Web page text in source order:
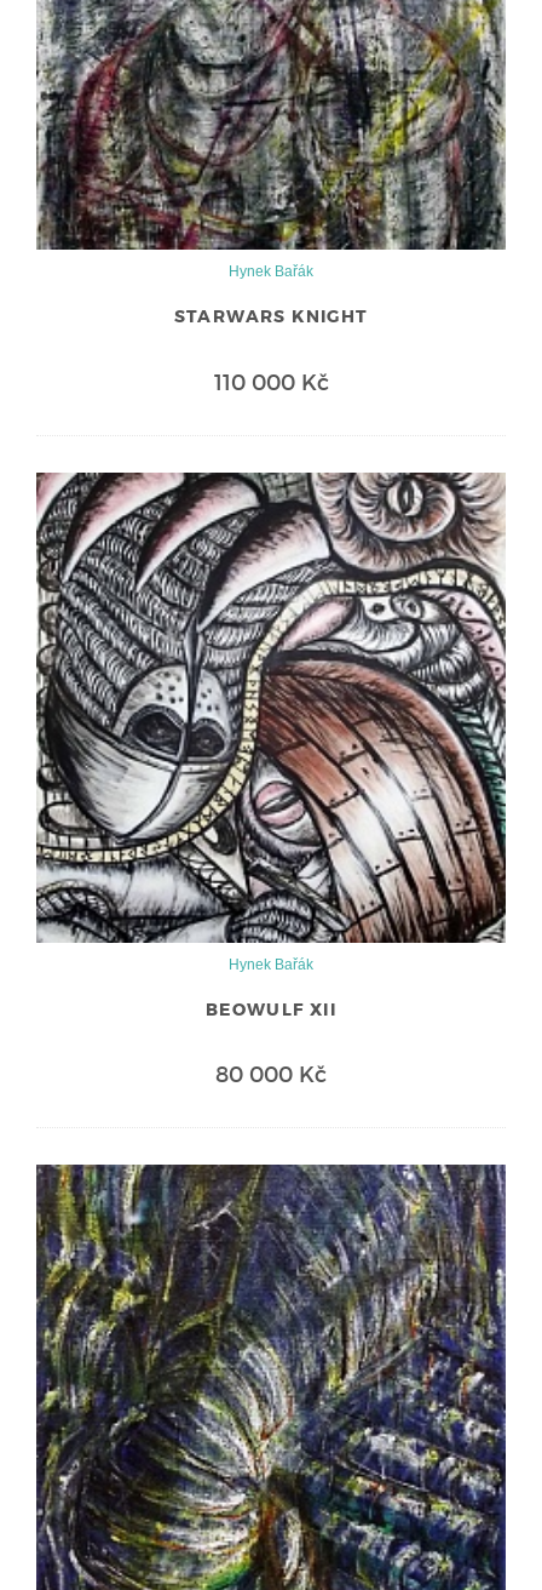
Hynek Bařák
STARWARS KNIGHT
110 000 Kč
Hynek Bařák
BEOWULF XII
80 000 Kč